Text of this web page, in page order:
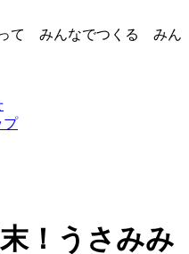
て みんなでつくる みん
プ
！うさみみ